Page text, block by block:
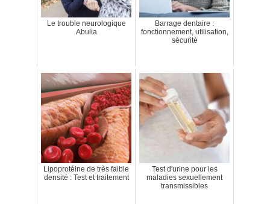
Le trouble neurologique
Abulia
Barrage dentaire :
fonctionnement, utilisation,
sécurité
Lipoprotéine de très faible
densité : Test et traitement
Test d'urine pour les
maladies sexuellement
transmissibles